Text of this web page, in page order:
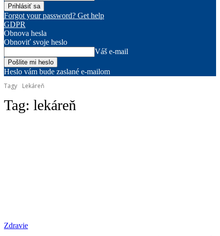
Forgot your password? Get help
GDPR
Obnova hesla
Obnoviť svoje heslo
Váš e-mail
Heslo vám bude zaslané e-mailom
Tagy
Lekáreň
Tag: lekáreň
Zdravie